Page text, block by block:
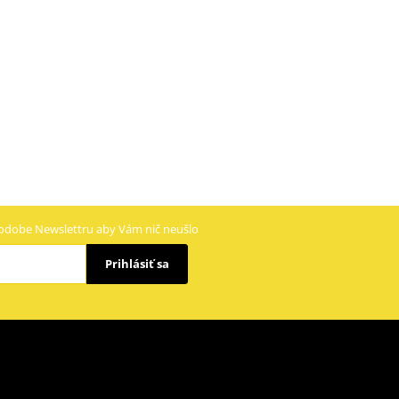
Newslettru aby Vám nič neušlo
Prihlásiť sa